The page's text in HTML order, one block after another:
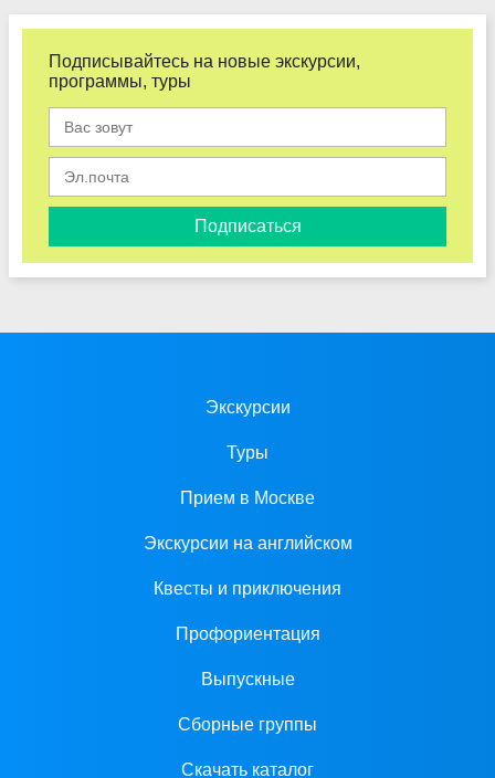
Подписывайтесь на новые экскурсии,
программы, туры
Подписаться
Экскурсии
Туры
Прием в Москве
Экскурсии на английском
Квесты и приключения
Профориентация
Выпускные
Сборные группы
Скачать каталог